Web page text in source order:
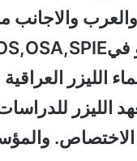
والعرب
الليزر
الليزر